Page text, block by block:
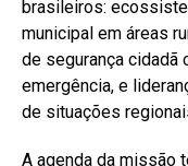
brasileiros:
municipal em áreas
de segurança cidadã
emergência, e
de situações
A agenda da missão